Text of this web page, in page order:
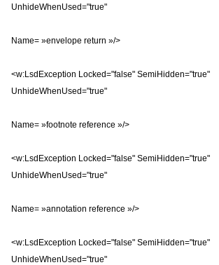
UnhideWhenUsed="true"
Name= »envelope return »/>
<w:LsdException Locked="false" SemiHidden="true"
UnhideWhenUsed="true"
Name= »footnote reference »/>
<w:LsdException Locked="false" SemiHidden="true"
UnhideWhenUsed="true"
Name= »annotation reference »/>
<w:LsdException Locked="false" SemiHidden="true"
UnhideWhenUsed="true"